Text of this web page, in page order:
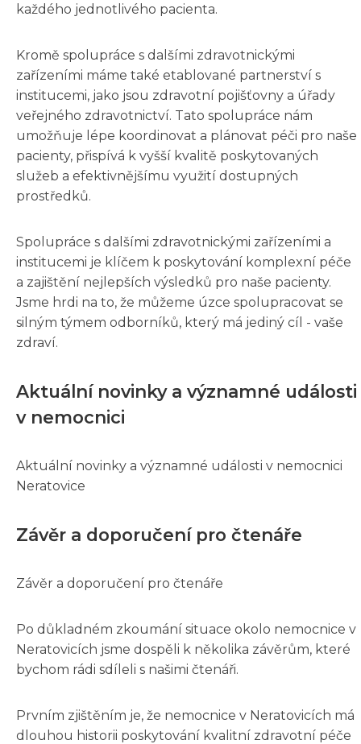
každého jednotlivého pacienta.
Kromě spolupráce s dalšími zdravotnickými
zařízeními máme také etablované partnerství s
institucemi, jako jsou zdravotní pojišťovny a úřady
veřejného zdravotnictví. Tato spolupráce nám
umožňuje lépe koordinovat a plánovat péči pro naše
pacienty, přispívá k vyšší kvalitě poskytovaných
služeb a efektivnějšímu využití dostupných
prostředků.
Spolupráce s dalšími zdravotnickými zařízeními a
institucemi je klíčem k poskytování komplexní péče
a zajištění nejlepších výsledků pro naše pacienty.
Jsme hrdi na to, že můžeme úzce spolupracovat se
silným týmem odborníků, který má jediný cíl - vaše
zdraví.
Aktuální novinky a významné události
v nemocnici
Aktuální novinky a významné události v nemocnici
Neratovice
Závěr a doporučení pro čtenáře
Závěr a doporučení pro čtenáře
Po důkladném zkoumání situace okolo nemocnice v
Neratovicích jsme dospěli k několika závěrům, které
bychom rádi sdíleli s našimi čtenáři.
Prvním zjištěním je, že nemocnice v Neratovicích má
dlouhou historii poskytování kvalitní zdravotní péče